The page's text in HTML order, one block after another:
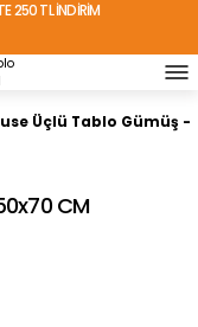
250 TL İNDİRİM
KARGO!
Üçlü Tablo Gümüş -
CM